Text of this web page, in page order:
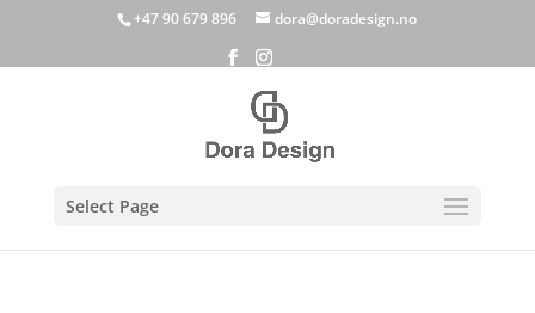
+47 90 679 896 dora@doradesign.no
Select Page